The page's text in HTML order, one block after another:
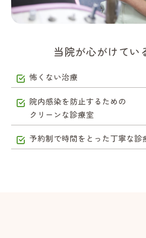
当院が心がけてい
怖くない治療
院内感染を防止するための
クリーンな診療室
予約制で時間をとった丁寧な診